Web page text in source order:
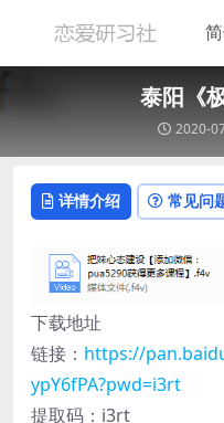
泰阳《
2020-
详情介绍 常见问
下载地址
链接： https://
ypY6fPA?pwd=i3rt
提取码：i3rt